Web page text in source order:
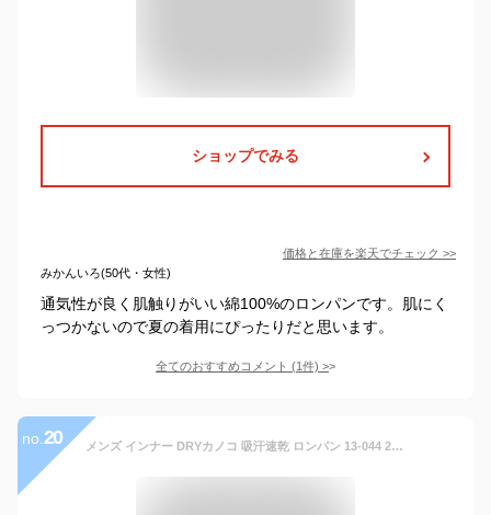
ショップでみる
価格と在庫を楽天でチェック >>
みかんいろ(50代・女性)
通気性が良く肌触りがいい綿100%のロンパンです。肌にく
っつかないので夏の着用にぴったりだと思います。
全てのおすすめコメント (1件) >
no. 20 メンズ インナー DRYカノコ 吸汗速乾 ロンパン 13-044 2枚組 送料無料 鹿の子 ドライ dry ズボン下 ハーフ丈 ひざ下丈 紳士 下着 肌着 涼しい 夏 洗い替え（03837）